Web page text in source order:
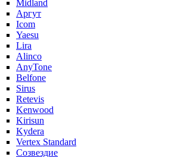
Midland
Аргут
Icom
Yaesu
Lira
Alinco
AnyTone
Belfone
Sirus
Retevis
Kenwood
Kirisun
Kydera
Vertex Standard
Созвездие